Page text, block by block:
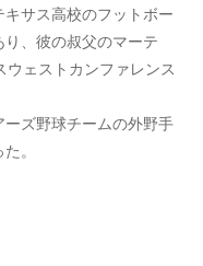
サス高校のフットボー
、彼の叔父のマーテ
ウェストカンファレンス
ズ野球チームの外野手
。